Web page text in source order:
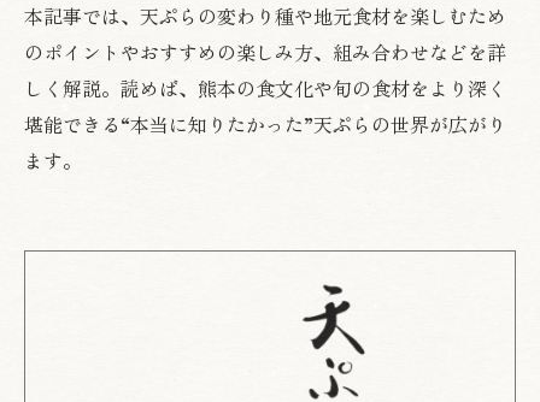
本記事では、天ぷらの変わり種や地元食材を楽しむため
のポイントやおすすめの楽しみ方、組み合わせなどを詳
しく解説。読めば、熊本の食文化や旬の食材をより深く
堪能できる“本当に知りたかった”天ぷらの世界が広がり
ます。